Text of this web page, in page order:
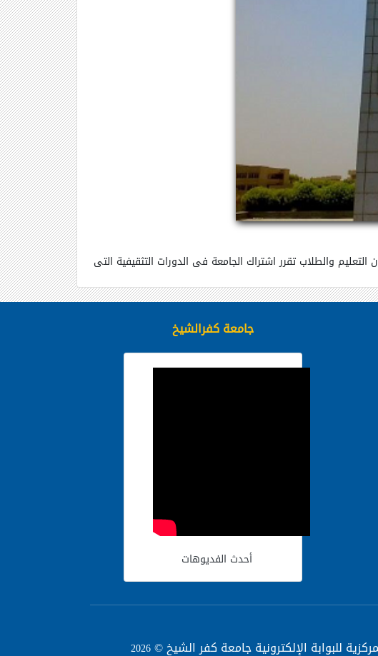
والطلاب تقرر اشتراك الجامعة فى الدورات التثقيفية التى
جامعة كفرالشيخ
أحدث الفديوهات
للبوابة الإلكترونية جامعة كفر الشيخ ©2026